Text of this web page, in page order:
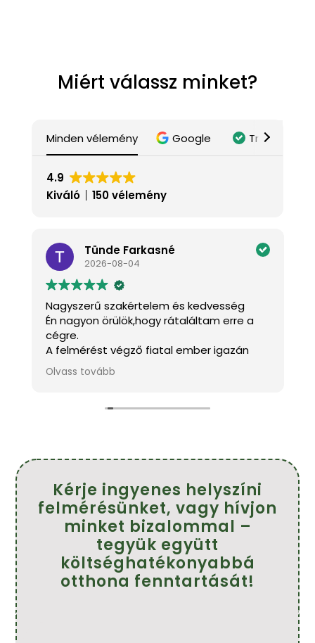
Miért válassz minket?
Minden vélemény Google Trustindex
4.9
Kiváló
150 vélemény
Tünde Farkasné
2026-08-04
Nagyszerű szakértelem és kedvesség
Én nagyon örülök,hogy rátaláltam erre a
cégre.
A felmérést végző fiatal ember igazán
kedves és mindenben tanácsot adott.A
szakemberek pontosak,kedvesek és szép
Köszönöm szépen.
Olvass tovább
Kérje ingyenes helyszíni
felmérésünket, vagy hívjon
minket bizalommal –
tegyük együtt
költséghatékonyabbá
otthona fenntartását!